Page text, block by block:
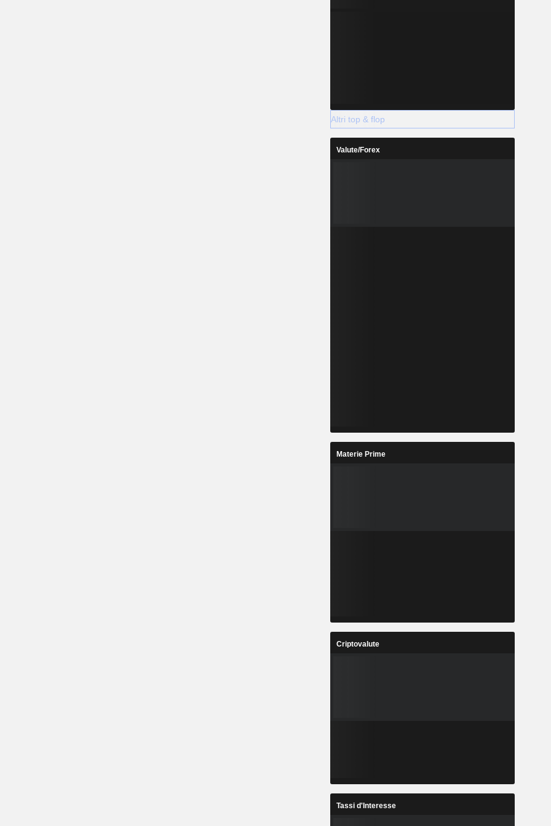
Altri top & flop
Valute/Forex
Materie Prime
Criptovalute
Tassi d'Interesse